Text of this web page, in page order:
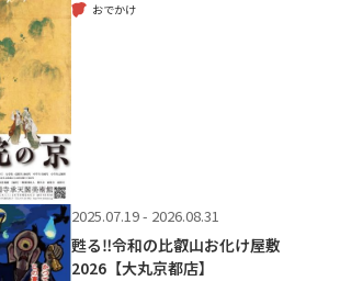
おでかけ
2025.07.19 - 2026.08.31
甦る‼令和の比叡山お化け屋敷
2026【大丸京都店】